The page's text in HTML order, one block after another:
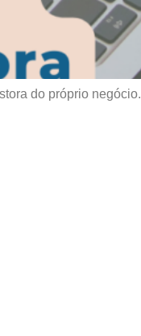
do próprio negócio.